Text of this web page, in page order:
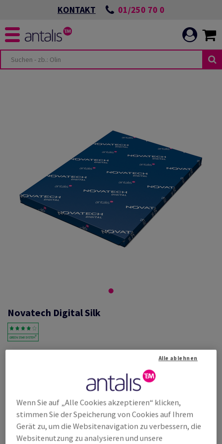
KONTAKT 01/250 70 0
Novatech Digital Silk
Novatech, Digital silk, halbmatt, beidseitig gestrichen, weiss, holzfrei
ECF, 150g/m2, 450mm x 320mm, SRA3, BB, Paket zu 500 Bogen/Blatt,
Weitere Produktinformationen
Produkt weiterempfehlen
Listenpreis
€ 157,31 20,01% Rabatt
Wenn Sie auf „Alle Cookies akzeptieren“ klicken,
stimmen Sie der Speicherung von Cookies auf Ihrem
Gerät zu, um die Websitenavigation zu verbessern, die
Websitenutzung zu analysieren und unsere
Alle ablehnen